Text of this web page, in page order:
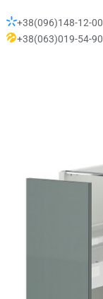
+38(096)148-12-00
+38(063)019-54-90